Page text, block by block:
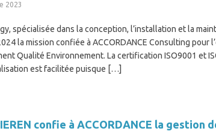
2023
spécialisée dans la conception, l’installation et la
la mission confiée à ACCORDANCE Consulting
Qualité Environnement. La certification ISO9001 et
est facilitée puisque […]
confie à ACCORDANCE la gestion